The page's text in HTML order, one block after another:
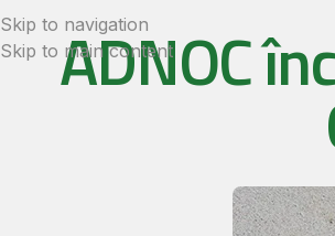
Skip to navigation
Skip to main content
ADNOC